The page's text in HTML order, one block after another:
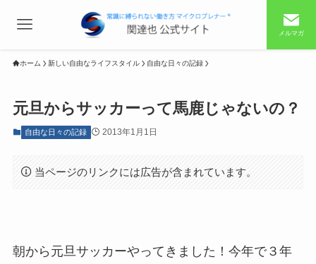
メルマガ
ホーム 新しい自由なライフスタイル 自由な日々の記録
元旦からサッカーって馬鹿じゃないの？
自由な日々の記録 2013年1月1日
当ページのリンクには広告が含まれています。
朝から元旦サッカーやってきました！今年で３年